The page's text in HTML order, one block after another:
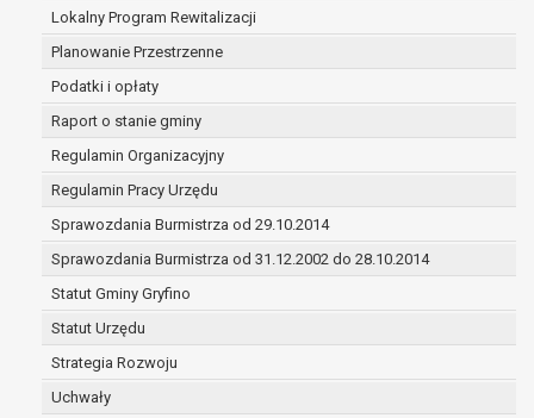
Lokalny Program Rewitalizacji
Planowanie Przestrzenne
Podatki i opłaty
Raport o stanie gminy
Regulamin Organizacyjny
Regulamin Pracy Urzędu
Sprawozdania Burmistrza od 29.10.2014
Sprawozdania Burmistrza od 31.12.2002 do 28.10.2014
Statut Gminy Gryfino
Statut Urzędu
Strategia Rozwoju
Uchwały
(merytorycznych), a także obowiązków i
zadań zleconych przez instytucje
nadrzędne wobec Gminy;
zawarcia i realizacji umów;
ochrony żywotnych interesów osoby, której
wykonania zadania realizowanego w
interesie publicznym lub w ramach
sprawowania władzy publicznej
powierzonej administratorowi;
w pozostałych przypadkach dane osobowe
przetwarzane są wyłącznie na podstawie
wcześniej udzielonej zgody w zakresie i celu
określonym w treści zgody.
W związku z przetwarzaniem danych w celu
wskazanym w pkt. 3, dane osobowe mogą być